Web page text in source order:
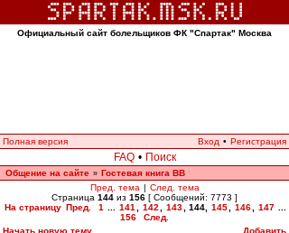
Официальный сайт болельщиков ФК "Спартак" Москва
Полная версия Вход • Регистрация
FAQ • Поиск
Общение на сайте » Гостевая книга ВВ
Пред. тема | След. тема
Страница 144 из 156 [ Сообщений: 7773 ]
На страницу Пред. 1 141 142 143 144, 145 146 147
156
След.
Начать новую тему
Добавить